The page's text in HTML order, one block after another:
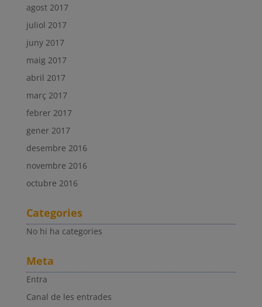
agost 2017
juliol 2017
juny 2017
maig 2017
abril 2017
març 2017
febrer 2017
gener 2017
desembre 2016
novembre 2016
octubre 2016
Categories
No hi ha categories
Meta
Entra
Canal de les entrades